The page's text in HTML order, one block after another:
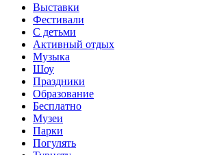
Выставки
Фестивали
С детьми
Активный отдых
Музыка
Шоу
Праздники
Образование
Бесплатно
Музеи
Парки
Погулять